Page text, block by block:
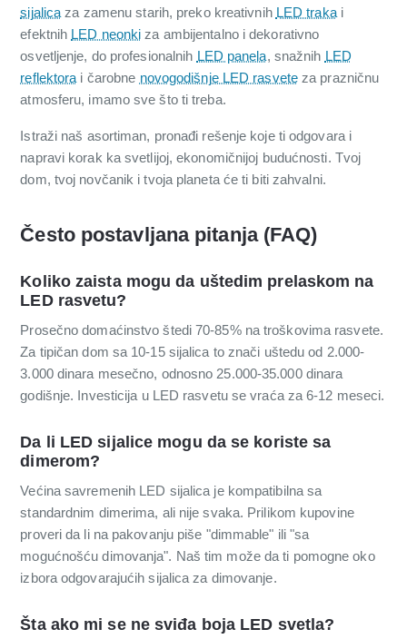
sijalica za zamenu starih, preko kreativnih LED trakai
efektnih LED neonki za ambijentalno i dekorativno
osvetljenje, do profesionalnih LED panela, snažnih LED
reflektora i čarobne novogodišnje LED rasveteza prazničnu
atmosferu, imamo sve što ti treba.
Istraži naš asortiman, pronađi rešenje koje ti odgovara i
napravi korak ka svetlijoj, ekonomičnijoj budućnosti. Tvoj
dom, tvoj novčanik i tvoja planeta će ti biti zahvalni.
Često postavljana pitanja (FAQ)
Koliko zaista mogu da uštedim prelaskom na
LED rasvetu?
Prosečno domaćinstvo štedi 70-85% na troškovima rasvete.
Za tipičan dom sa 10-15 sijalica to znači uštedu od 2.000-
3.000 dinara mesečno, odnosno 25.000-35.000 dinara
godišnje. Investicija u LED rasvetu se vraća za 6-12 meseci.
Da li LED sijalice mogu da se koriste sa
dimerom?
Većina savremenih LED sijalica je kompatibilna sa
standardnim dimerima, ali nije svaka. Prilikom kupovine
proveri da li na pakovanju piše "dimmable" ili "sa
mogućnošću dimovanja". Naš tim može da ti pomogne oko
izbora odgovarajućih sijalica za dimovanje.
Šta ako mi se ne sviđa boja LED svetla?